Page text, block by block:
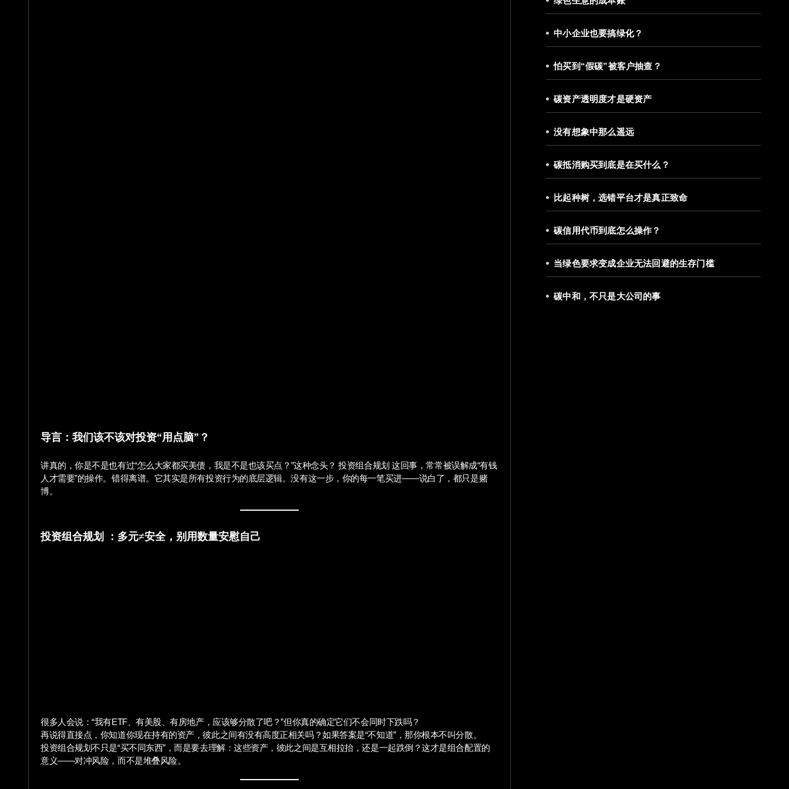
导言：我们该不该对投资“用点脑”？
讲真的，你是不是也有过“怎么大家都买美债，我是不是也该买点？”这种念头？ 投资组合规划 这回事，常常被误解成“有钱
人才需要”的操作。错得离谱。它其实是所有投资行为的底层逻辑。没有这一步，你的每一笔买进——说白了，都只是赌
博。
投资组合规划 ：多元≠安全，别用数量安慰自己
很多人会说：“我有ETF、有美股、有房地产，应该够分散了吧？”但你真的确定它们不会同时下跌吗？
再说得直接点，你知道你现在持有的资产，彼此之间有没有高度正相关吗？如果答案是“不知道”，那你根本不叫分散。
投资组合规划不只是“买不同东西”，而是要去理解：这些资产，彼此之间是互相拉抬，还是一起跌倒？这才是组合配置的
意义——对冲风险，而不是堆叠风险。
中小企业也要搞绿化？
怕买到“假碳”被客户抽查？
碳资产透明度才是硬资产
没有想象中那么遥远
碳抵消购买到底是在买什么？
比起种树，选错平台才是真正致命
碳信用代币到底怎么操作？
当绿色要求变成企业无法回避的生存门槛
碳中和，不只是大公司的事